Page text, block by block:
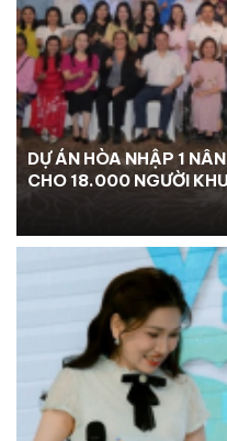
DỰ ÁN HÒA NHẬP 1
CHO 18.000 NGƯỜI